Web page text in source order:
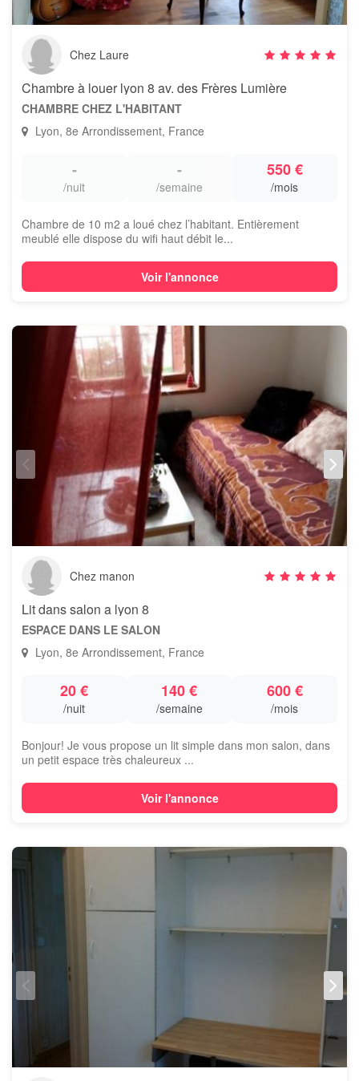
Chez Laure
Chambre à louer lyon 8 av. des Frères Lumière
CHAMBRE CHEZ L'HABITANT
Lyon, 8e Arrondissement, France
-
/nuit
-
/semaine
550 €
/mois
Chambre de 10 m2 a loué chez l’habitant. Entièrement
meublé elle dispose du wifi haut débit le...
Voir l'annonce
Chez manon
Lit dans salon a lyon 8
ESPACE DANS LE SALON
Lyon, 8e Arrondissement, France
20 €
/nuit
140 €
/semaine
600 €
/mois
Bonjour! Je vous propose un lit simple dans mon salon, dans
un petit espace très chaleureux ...
Voir l'annonce